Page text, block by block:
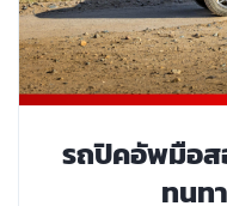
รถปิคอัพมือส
ทนท